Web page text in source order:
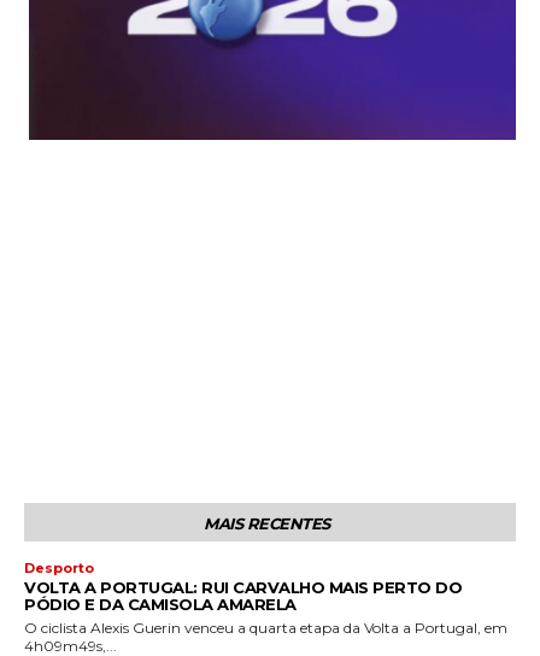
MAIS RECENTES
Desporto
VOLTA A PORTUGAL: RUI CARVALHO MAIS PERTO DO
PÓDIO E DA CAMISOLA AMARELA
O ciclista Alexis Guerin venceu a quarta etapa da Volta a Portugal, em
4h09m49s,...